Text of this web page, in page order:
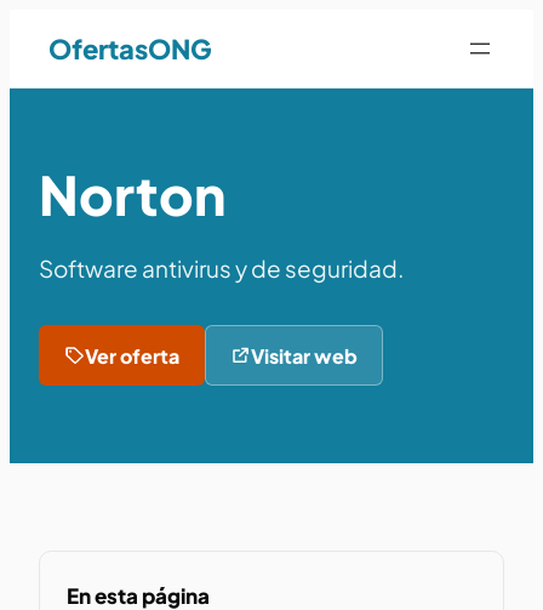
OfertasONG
Norton
Software antivirus y de seguridad.
Ver oferta Visitar web
En esta página